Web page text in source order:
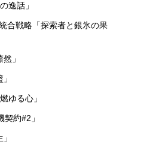
逸話」
合戦略「探索者と銀氷の果
」
ゆる心」
約#2」